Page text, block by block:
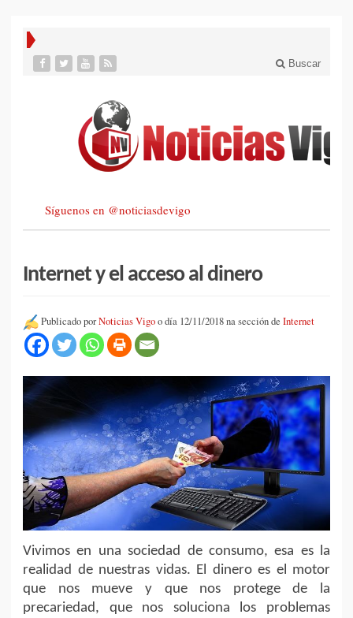
Buscar
Síguenos en @noticiasdevigo
Internet y el acceso al dinero
Publicado porNoticias Vigoo día 12/11/2018 na sección de Internet
Vivimos en una sociedad de consumo, esa es la
realidad de nuestras vidas. El dinero es el motor
que nos mueve y que nos protege de la
precariedad, que nos soluciona los problemas